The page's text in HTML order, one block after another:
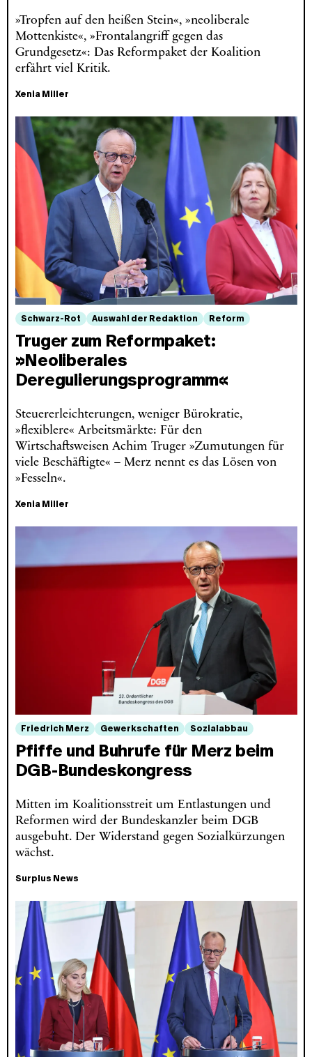
»Tropfen auf den heißen Stein«, »neoliberale
Mottenkiste«, »Frontalangriff gegen das
Grundgesetz«: Das Reformpaket der Koalition
erfährt viel Kritik.
Xenia Miller
Schwarz-Rot Auswahl der Redaktion Reform
Truger zum Reformpaket:
»Neoliberales
Deregulierungsprogramm«
Steuererleichterungen, weniger Bürokratie,
»flexiblere« Arbeitsmärkte: Für den
Wirtschaftsweisen Achim Truger »Zumutungen für
viele Beschäftigte« – Merz nennt es das Lösen von
»Fesseln«.
Xenia Miller
Friedrich Merz Gewerkschaften Sozialabbau
Pfiffe und Buhrufe für Merz beim
DGB-Bundeskongress
Mitten im Koalitionsstreit um Entlastungen und
Reformen wird der Bundeskanzler beim DGB
ausgebuht. Der Widerstand gegen Sozialkürzungen
wächst.
Surplus News